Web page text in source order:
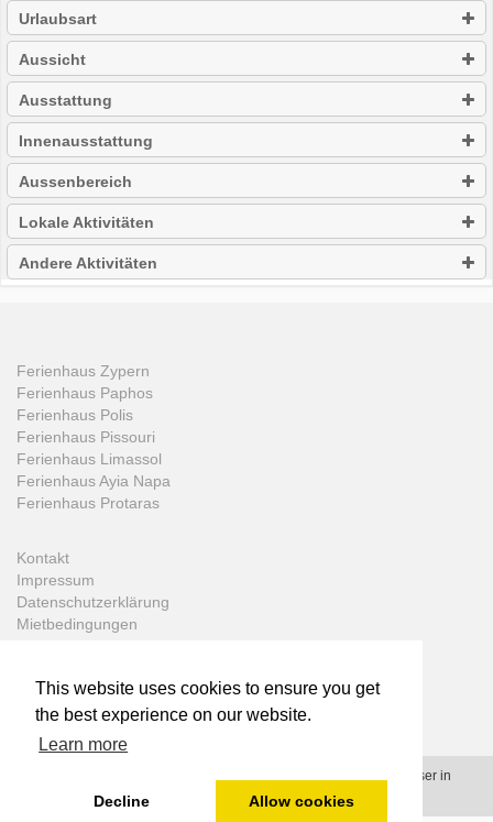
This website uses cookies to ensure you get
the best experience on our website.
Learn more
Decline Allow cookies
Urlaubsart
Aussicht
Ausstattung
Innenausstattung
Aussenbereich
Lokale Aktivitäten
Andere Aktivitäten
Ferienhaus Zypern
Ferienhaus Paphos
Ferienhaus Polis
Ferienhaus Pissouri
Ferienhaus Limassol
Ferienhaus Ayia Napa
Ferienhaus Protaras
Kontakt
Impressum
Datenschutzerklärung
Mietbedingungen
© 2006 - 2026 - Prime-Villas.net - All rights reserved - Ferienhäuser in
Zypern, Malta, Kreta und Rhodos